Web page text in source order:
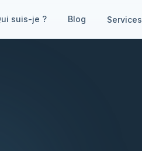
suis-je ? Blog Services